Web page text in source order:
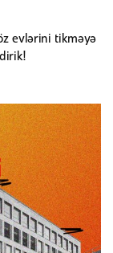
evlərini tikməyə